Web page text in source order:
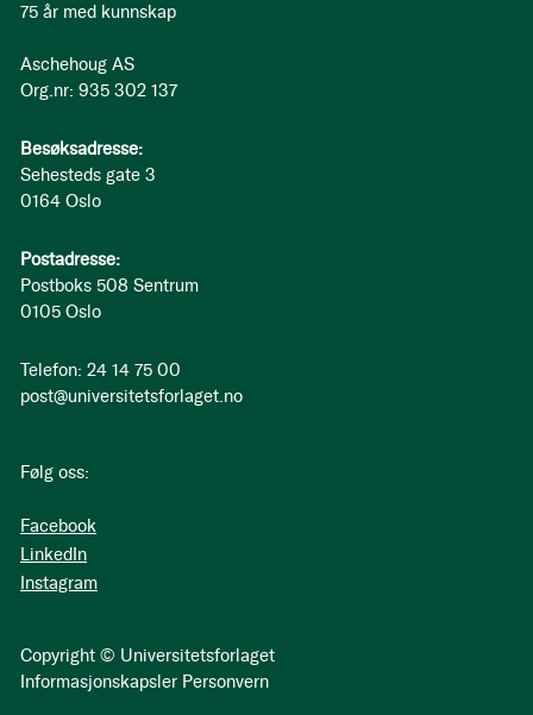
75 år med kunnskap
Aschehoug AS
Org.nr: 935 302 137
Besøksadresse:
Sehesteds gate 3
0164 Oslo
Postadresse:
Postboks 508 Sentrum
0105 Oslo
Telefon: 24 14 75 00
post@universitetsforlaget.no
Følg oss:
Facebook
LinkedIn
Instagram
Copyright © Universitetsforlaget
Informasjonskapsler Personvern